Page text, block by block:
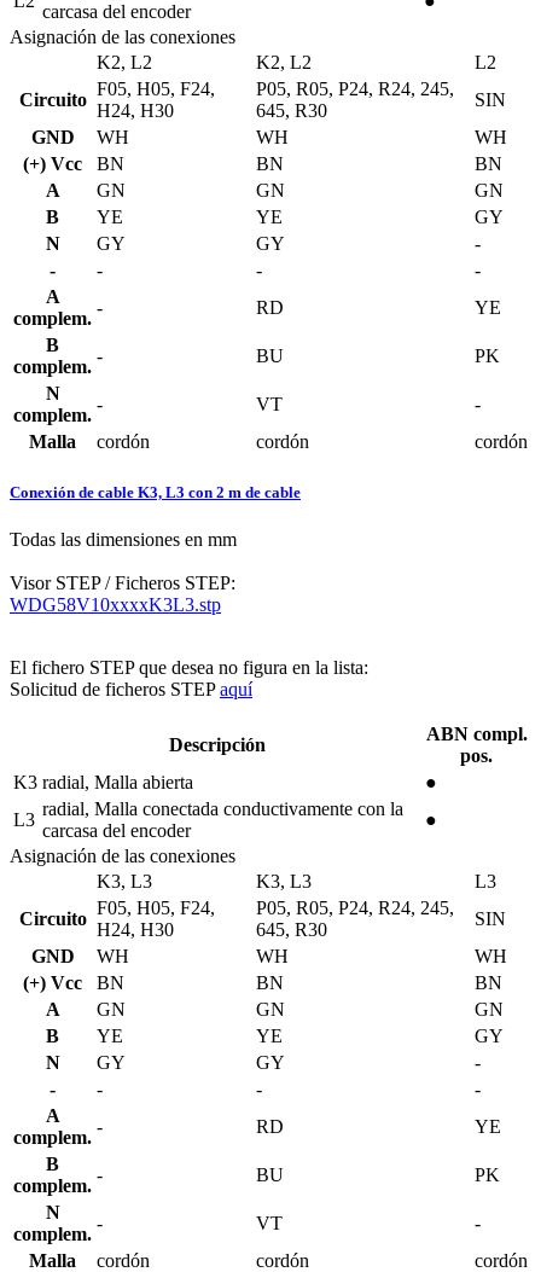
carcasa del encoder
Asignación de las conexiones
K2, L2
K2, L2
L2
Circuito
F05, H05, F24,
H24, H30
P05, R05, P24, R24, 245,
645, R30
SIN
GND
WH WH
WH
(+) Vcc
BN BN
BN
A
GN GN
GN
B
YE YE
GY
N
GY GY
-
-
- -
-
A
complem.
- RD
YE
B
complem.
- BU
PK
N
complem.
- VT
-
Malla
cordón cordón cordón
Conexión de cable K3, L3 con 2 m de cable
Todas las dimensiones en mm
Visor STEP / Ficheros STEP:
WDG58V10xxxxK3L3.stp
El fichero STEP que desea no figura en la lista:
Solicitud de ficheros STEPaquí
Descripción
ABN compl.
pos.
K3 radial, Malla abierta
●
L3
radial, Malla conectada conductivamente con la
carcasa del encoder
●
Asignación de las conexiones
K3, L3
K3, L3
L3
Circuito
F05, H05, F24,
H24, H30
P05, R05, P24, R24, 245,
645, R30
SIN
GND
WH WH
WH
(+) Vcc
BN BN
BN
A
GN GN
GN
B
YE YE
GY
N
GY GY
-
-
- -
-
A
complem.
- RD
YE
B
complem.
- BU
PK
N
complem.
- VT
-
Malla
cordón cordón cordón